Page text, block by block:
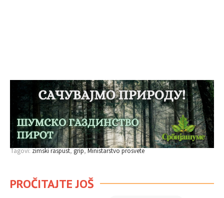
Tagovi:zimski raspust grip Ministarstvo prosvete
PROČITAJTE JOŠ